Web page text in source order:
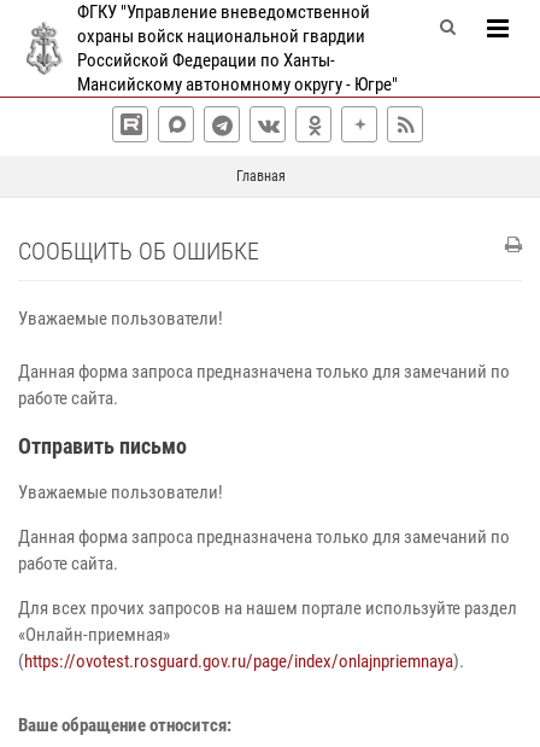
ФГКУ "Управление вневедомственной
охраны войск национальной гвардии
Российской Федерации по Ханты-
Мансийскому автономному округу - Югре"
Главная
СООБЩИТЬ ОБ ОШИБКЕ
Уважаемые пользователи!
Данная форма запроса предназначена только для замечаний по
работе сайта.
Отправить письмо
Уважаемые пользователи!
Данная форма запроса предназначена только для замечаний по
работе сайта.
Для всех прочих запросов на нашем портале используйте раздел
«Онлайн-приемная»
(https://ovotest.rosguard.gov.ru/page/index/onlajnpriemnaya).
Ваше обращение относится: